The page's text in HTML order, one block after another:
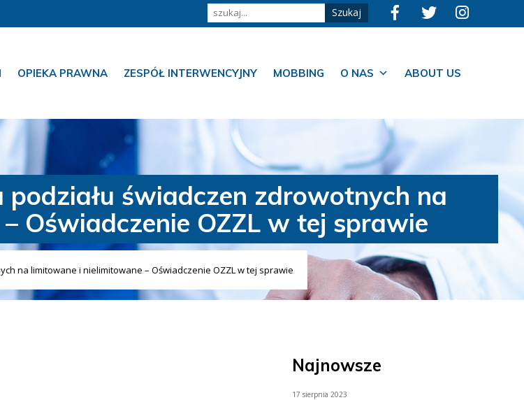
OPIEKA PRAWNA ZESPÓŁ INTERWENCYJNY MOBBING O NAS ABOUT US
świadczen zdrowotnych na
Oświadczenie OZZL w tej sprawie
na limitowane i nielimitowane – Oświadczenie OZZL w tej sprawie
Najnowsze
17 sierpnia 2023